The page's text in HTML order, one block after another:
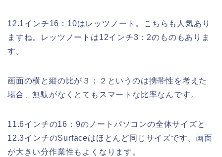
12.1インチ16：10はレッツノート。こちらも人気あり
ますね。レッツノートは12インチ3：2のものもありま
す。
画面の横と縦の比が３：２というのは携帯性を考えた
場合、無駄がなくとてもスマートな比率なんです。
11.6インチの16：9のノートパソコンの全体サイズと
12.3インチのSurfaceはほとんど同じサイズです。画面
が大きい分作業性もよくなります。